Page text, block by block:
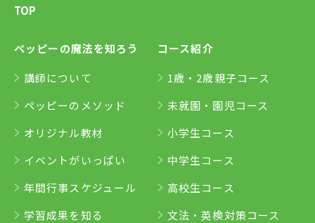
TOP
ペッピーの魔法を知ろう
講師について
ペッピーのメソッド
オリジナル教材
イベントがいっぱい
年間行事スケジュール
学習成果を知る
コース紹介
1歳・2歳親子コース
未就園・園児コース
小学生コース
中学生コース
高校生コース
文法・英検対策コース